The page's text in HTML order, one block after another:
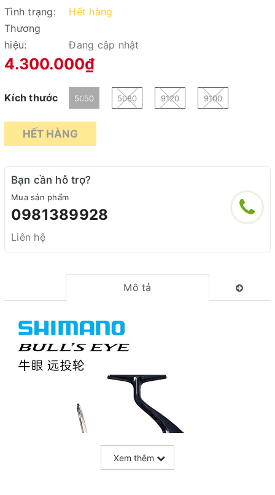
Tình trạng:
Hết hàng
Thương
hiệu:
Đang cập nhật
4.300.000₫
Kích thước 5050 5080 9120 9100
HẾT HÀNG
Bạn cần hỗ trợ?
Mua sản phẩm
0981389928
Liên hệ
Mô tả
Xem thêm